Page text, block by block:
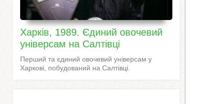
Харків, 1989. Єдиний овочевий
універсам на Салтівці
Перший та єдиний овочевий універсам у
Харкові, побудований на Салтівці.